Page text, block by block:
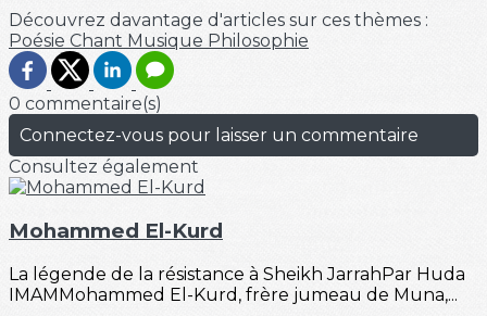
Découvrez davantage d'articles sur ces thèmes :
Poésie Chant Musique Philosophie
0 commentaire(s)
Connectez-vous pour laisser un commentaire
Consultez également
Mohammed El-Kurd
La légende de la résistance à Sheikh JarrahPar Huda
IMAMMohammed El-Kurd, frère jumeau de Muna,...